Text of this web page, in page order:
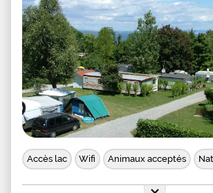
Accès lac Wifi Animaux acceptés